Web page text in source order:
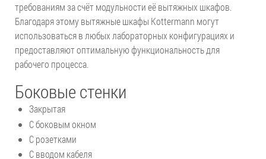
требованиям за счёт модульности её вытяжных шкафов.
Благодаря этому вытяжные шкафы Kottermann могут
использоваться в любых лабораторных конфигурациях и
предоставляют оптимальную функциональность для
рабочего процесса.
Боковые стенки
Закрытая
С боковым окном
С розетками
С вводом кабеля